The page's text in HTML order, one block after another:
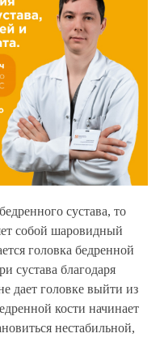
сустава, то
собой шаровидный
головка бедренной
сустава благодаря
дает головке выйти из
кости начинает
нестабильной,